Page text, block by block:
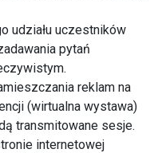
udziału uczestników
pytań
reklam na
(wirtualna wystawa)
transmitowane sesje.
internetowej